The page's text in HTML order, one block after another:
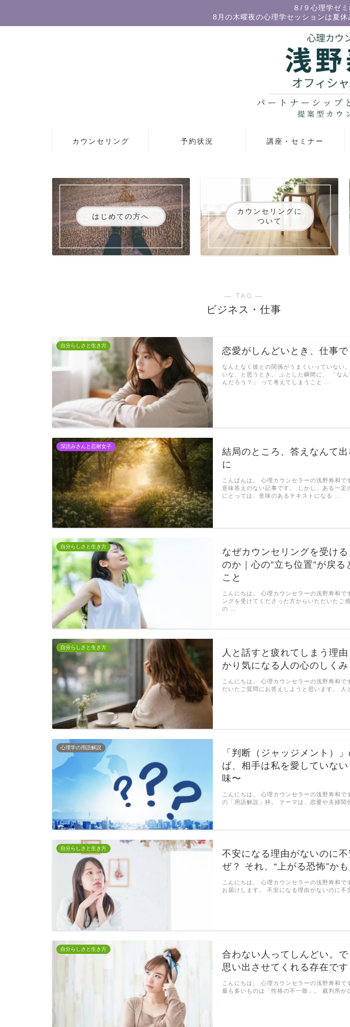
８/９心理学ゼミ
8月の木曜夜の心理学セッションは夏
カウンセリング 予約状況 講座・セミナー
はじめての方へ
カウンセリングに
ついて
― TAG ―
ビジネス・仕事
自分らしさと生き方
恋愛がしんどいとき、仕事
なんとなく彼との関係がうまくいっていない
いな、と思うとき。 ふとした瞬間に、 「な
んだろう？」 って考えてしまうこと …
深読みさんと忍耐女子
結局のところ、答えなんて
に
こんばんは。 心理カウンセラーの浅野寿和で
意味答えのない記事です。 しかし、ある一定
にとっては、意味のあるテキストになる …
自分らしさと生き方
なぜカウンセリングを受け
のか｜心の”立ち位置”が戻る
こと
こんにちは。 心理カウンセラーの浅野寿和で
ングを受けてくださった方からいただいたご
の …
自分らしさと生き方
人と話すと疲れてしまう理
かり気になる人の心のしくみ
こんにちは。 心理カウンセラーの浅野寿和で
だいたご質問にお答えしようと思います。 人
心理学の用語解説
「判断（ジャッジメント）
ば、相手は私を愛していな
味〜
こんにちは。 心理カウンセラーの浅野寿和で
の「用語解説」枠。 テーマは、恋愛や夫婦
自分らしさと生き方
不安になる理由がないのに
ぜ？ それ、“上がる恐怖”かも
こんにちは。 心理カウンセラーの浅野寿和で
お届けします。 不安になる理由がないのに
自分らしさと生き方
合わない人ってしんどい。で
思い出させてくれる存在です
こんにちは。 心理カウンセラーの浅野寿和で
最も多いものは「性格の不一致」。 裁判所が